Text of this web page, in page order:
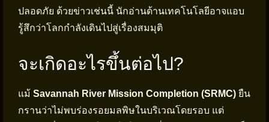
ปลอดภัย ด้วยข่าวเช่นนี้ นักอ่านด้านเทคโนโลยีอาจแอบ
รู้สึกว่าโลกกำลังเดินไปสู่เรื่องสมมุติ
จะเกิดอะไรขึ้นต่อไป?
แม้ Savannah River Mission Completion (SRMC) ยืน
กรานว่าไม่พบร่องรอยมลพิษในบริเวณโดยรอบ แต่